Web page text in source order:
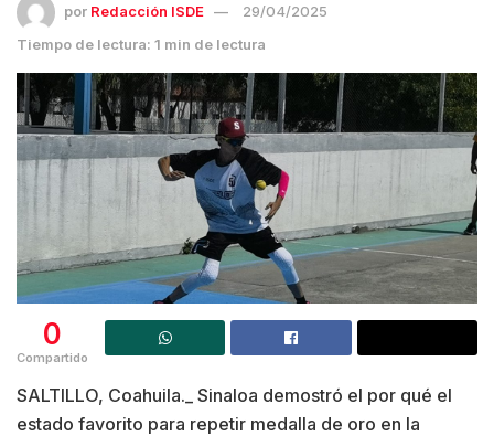
por Redacción ISDE
29/04/2025
Tiempo de lectura: 1 min de lectura
0
Compartido
SALTILLO, Coahuila._ Sinaloa demostró el por qué el
estado favorito para repetir medalla de oro en la